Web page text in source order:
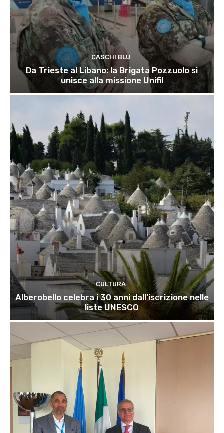
CASCHI BLU
Da Trieste al Libano: la Brigata Pozzuolo si
unisce alla missione Unifil
CULTURA
Alberobello celebra i 30 anni dall’iscrizione nelle
liste UNESCO